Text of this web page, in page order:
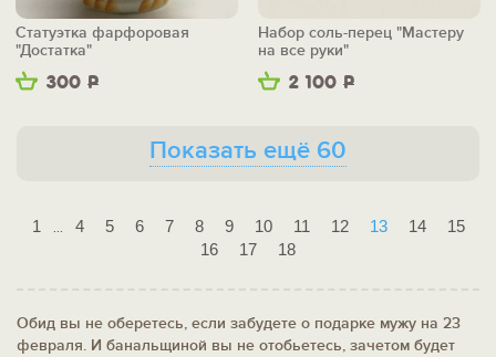
300 Р
Статуэтка фарфоровая
"Достатка"
2 100 Р
Набор соль-перец "Мастеру
на все руки"
Показать ещё 60
1 ... 4 5 6 7 8 9 10 11 12 13 14
15
16
17 18
Обид вы не оберетесь, если забудете о подарке мужу на 23
февраля. И банальщиной вы не отобьетесь, зачетом будет